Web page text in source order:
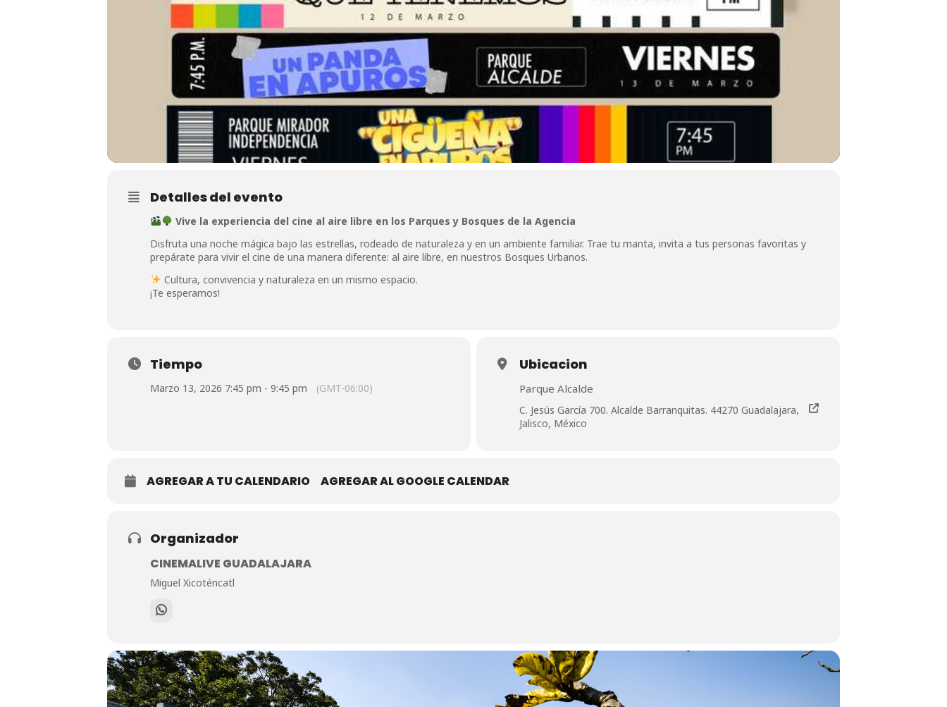
Detalles del evento
Vive la experiencia del cine al aire libre en los Parques y Bosques de la Agencia
Disfruta una noche mágica bajo las estrellas, rodeado de naturaleza y en un ambiente familiar. Trae tu manta, invita a tus personas favoritas y
prepárate para vivir el cine de una manera diferente: al aire libre, en nuestros Bosques Urbanos.
Cultura, convivencia y naturaleza en un mismo espacio.
¡Te esperamos!
Tiempo
Marzo 13, 2026 7:45 pm - 9:45 pm (GMT-06:00)
Ubicacion
Parque Alcalde
C. Jesús García 700. Alcalde Barranquitas. 44270 Guadalajara,
Jalisco, México
AGREGAR A TU CALENDARIO AGREGAR AL GOOGLE CALENDAR
Organizador
CINEMALIVE GUADALAJARA
Miguel Xicoténcatl